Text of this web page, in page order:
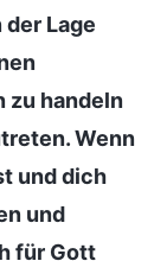
Lage
zu handeln
Wenn
und dich
und
für Gott